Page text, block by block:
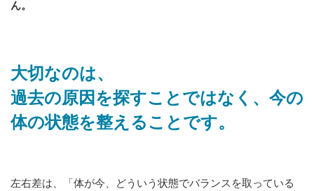
ん。
大切なのは、
過去の原因を探すことではなく、今の
体の状態を整えることです。
左右差は、「体が今、どういう状態でバランスを取っている